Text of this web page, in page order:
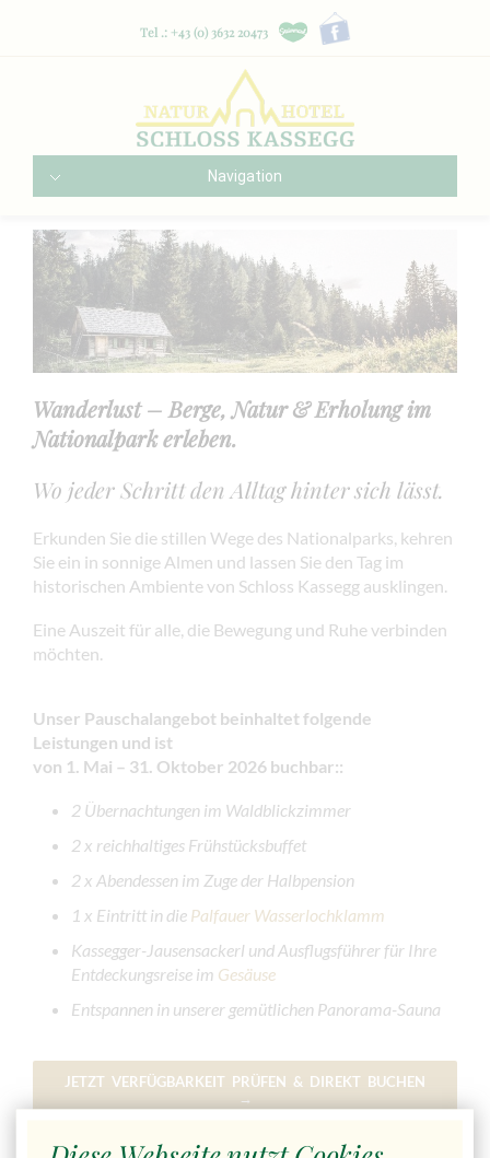
Tel .: +43 (0) 3632 20473
Navigation
Wanderlust – Berge, Natur & Erholung im
Nationalpark erleben.
Wo jeder Schritt den Alltag hinter sich lässt.
Erkunden Sie die stillen Wege des Nationalparks, kehren
Sie ein in sonnige Almen und lassen Sie den Tag im
historischen Ambiente von Schloss Kassegg ausklingen.
Eine Auszeit für alle, die Bewegung und Ruhe verbinden
möchten.
Unser Pauschalangebot beinhaltet folgende
Leistungen und ist
von 1. Mai – 31. Oktober 2026 buchbar::
2 Übernachtungen im Waldblickzimmer
2 x reichhaltiges Frühstücksbuffet
2 x Abendessen im Zuge der Halbpension
1 x Eintritt in die Palfauer Wasserlochklamm
Kassegger-Jausensackerl und Ausflugsführer für Ihre
Entdeckungsreise im Gesäuse
Entspannen in unserer gemütlichen Panorama-Sauna
JETZT VERFÜGBARKEIT PRÜFEN & DIREKT BUCHEN
→